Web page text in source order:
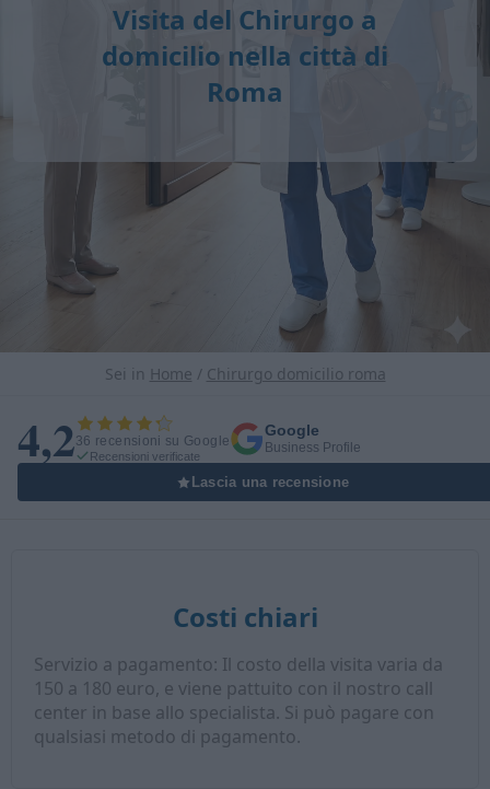
Visita del Chirurgo a
domicilio nella città di
Roma
Sei in Home / Chirurgo domicilio roma
4,236 recensioni su Google
Recensioni verificate
Google
Business Profile
Lascia una recensione
Costi chiari
Servizio a pagamento: Il costo della visita varia da
150 a 180 euro, e viene pattuito con il nostro call
center in base allo specialista. Si può pagare con
qualsiasi metodo di pagamento.